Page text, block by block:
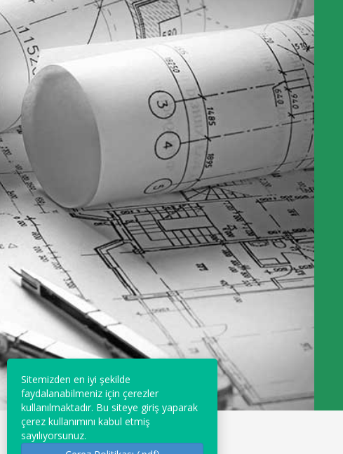
Sitemizden en iyi şekilde
faydalanabilmeniz için çerezler
kullanılmaktadır. Bu siteye giriş yaparak
çerez kullanımını kabul etmiş
sayılıyorsunuz.